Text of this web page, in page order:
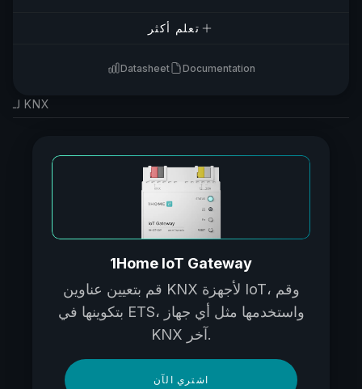
تعلم أكثر
Datasheet Documentation
لـ KNX
1Home IoT Gateway
قم بتعيين عناوين KNX لأجهزة IoT، وقم
بتكوينها في ETS، واستخدمها مثل أي جهاز
KNX آخر.
اشتري الآن